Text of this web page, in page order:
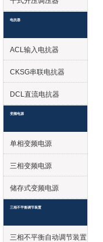
电抗器
ACL输入电抗器
CKSG串联电抗器
DCL直流电抗器
变频电源
单相变频电源
三相变频电源
储存式变频电源
三相不平衡调节装置
三相不平衡自动调节装置